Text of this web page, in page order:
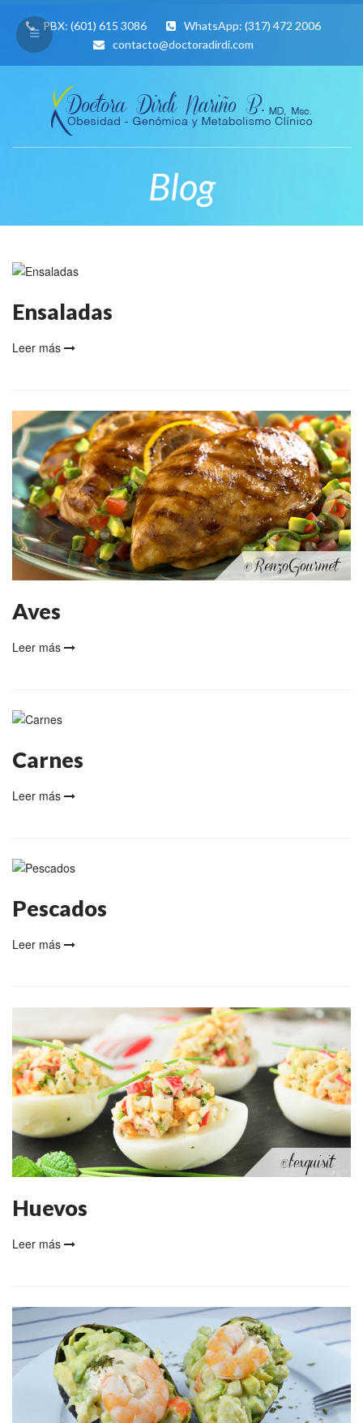
PBX: (601) 615 3086 WhatsApp: (317) 472 2006
contacto@doctoradirdi.com
Blog
Ensaladas
Leer más
Aves
Leer más
Carnes
Leer más
Pescados
Leer más
Huevos
Leer más